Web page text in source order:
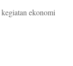
ekonomi